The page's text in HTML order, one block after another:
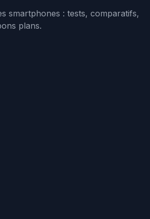
smartphones : tests, comparatifs,
plans.